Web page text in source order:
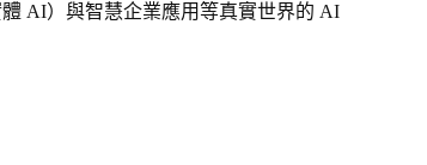
體 AI）與智慧企業應用等真實世界的 AI